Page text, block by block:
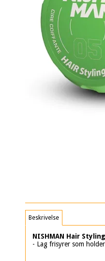
Beskrivelse
NISHMAN Hair
- Lag frisyrer som